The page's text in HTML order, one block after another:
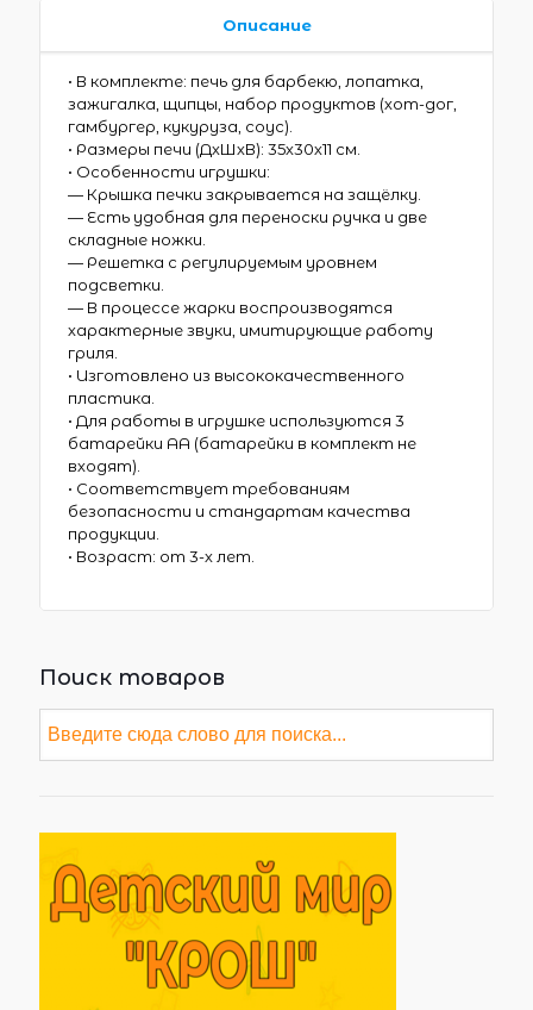
Описание
• В комплекте: печь для барбекю, лопатка,
зажигалка, щипцы, набор продуктов (хот-дог,
гамбургер, кукуруза, соус).
• Размеры печи (ДхШхВ): 35х30х11 см.
• Особенности игрушки:
— Крышка печки закрывается на защёлку.
— Есть удобная для переноски ручка и две
складные ножки.
— Решетка с регулируемым уровнем
подсветки.
— В процессе жарки воспроизводятся
характерные звуки, имитирующие работу
гриля.
• Изготовлено из высококачественного
пластика.
• Для работы в игрушке используются 3
батарейки АА (батарейки в комплект не
входят).
• Соответствует требованиям
безопасности и стандартам качества
продукции.
• Возраст: от 3-х лет.
Поиск товаров